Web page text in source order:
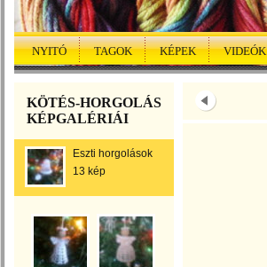
NYITÓ TAGOK KÉPEK VIDEÓK
KÖTÉS-HORGOLÁS
KÉPGALÉRIÁI
Eszti horgolások
13 kép